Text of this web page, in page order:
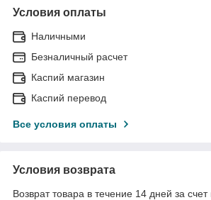
Условия оплаты
Наличными
Безналичный расчет
Каспий магазин
Каспий перевод
Все условия оплаты
Условия возврата
Возврат товара в течение 14 дней за счет